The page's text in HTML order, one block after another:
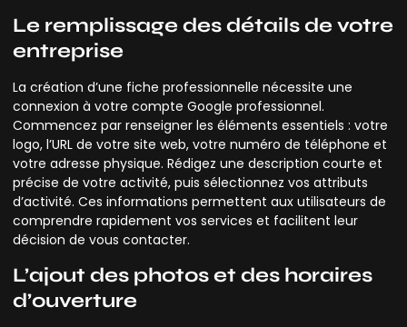
Le remplissage des détails de votre
entreprise
La création d’une fiche professionnelle nécessite une
connexion à votre compte Google professionnel.
Commencez par renseigner les éléments essentiels : votre
logo, l’URL de votre site web, votre numéro de téléphone et
votre adresse physique. Rédigez une description courte et
précise de votre activité, puis sélectionnez vos attributs
d’activité. Ces informations permettent aux utilisateurs de
comprendre rapidement vos services et facilitent leur
décision de vous contacter.
L’ajout des photos et des horaires
d’ouverture